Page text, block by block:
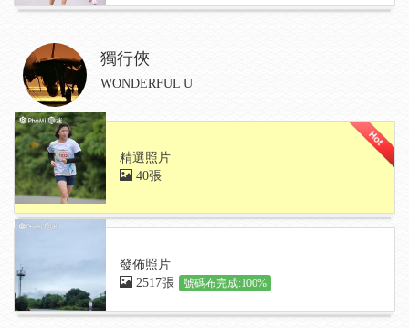
獨行俠
WONDERFUL U
精選照片
40張
發佈照片
2517張
號碼布完成:100%